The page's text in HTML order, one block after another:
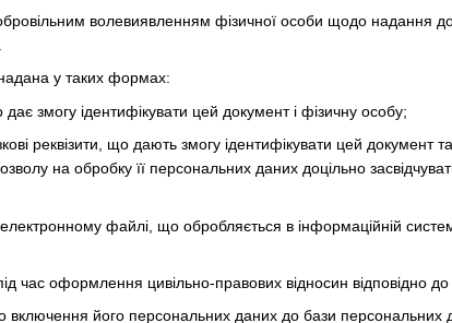
волевиявленням фізичної особи щодо надання
у таких формах:
змогу ідентифікувати цей документ і фізичну особу;
реквізити, що дають змогу ідентифікувати цей документ
на обробку її персональних даних доцільно
електронному файлі, що обробляється в інформаційній
час оформлення цивільно-правових відносин відповідно до
включення його персональних даних до бази персональних